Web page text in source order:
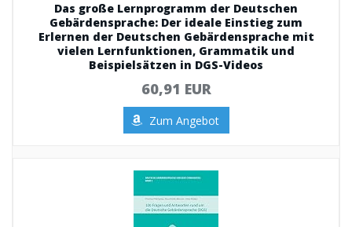
Das große Lernprogramm der Deutschen
Gebärdensprache: Der ideale Einstieg zum
Erlernen der Deutschen Gebärdensprache mit
vielen Lernfunktionen, Grammatik und
Beispielsätzen in DGS-Videos
60,91 EUR
Zum Angebot